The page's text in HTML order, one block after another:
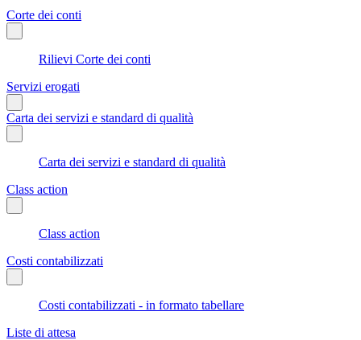
Corte dei conti
Rilievi Corte dei conti
Servizi erogati
Carta dei servizi e standard di qualità
Carta dei servizi e standard di qualità
Class action
Class action
Costi contabilizzati
Costi contabilizzati - in formato tabellare
Liste di attesa